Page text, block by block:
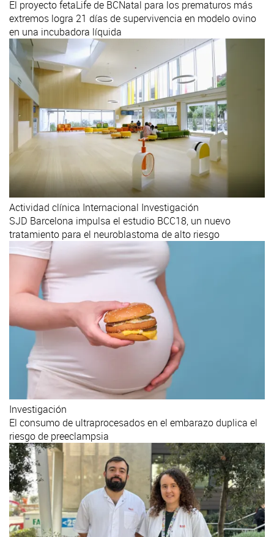
El proyecto fetaLife de BCNatal para los prematuros más
extremos logra 21 días de supervivencia en modelo ovino
en una incubadora líquida
Actividad clínica Internacional Investigación
SJD Barcelona impulsa el estudio BCC18, un nuevo
tratamiento para el neuroblastoma de alto riesgo
Investigación
El consumo de ultraprocesados en el embarazo duplica el
riesgo de preeclampsia